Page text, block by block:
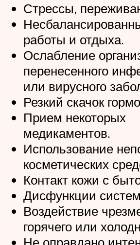
Стрессы,
работы и отдыха.
Ослабление
перенесенного
или вирусного
Резкий скачок
Прием некоторых
медикаментов.
Использование
косметических
Контакт кожи с
Дисфункции
Воздействие
горячего или